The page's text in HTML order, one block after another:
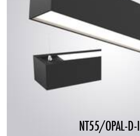
NT55/OPAL-D-I